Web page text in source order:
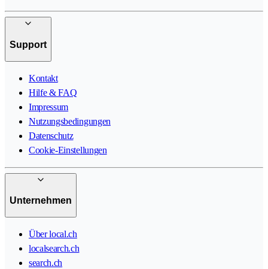
Support
Kontakt
Hilfe & FAQ
Impressum
Nutzungsbedingungen
Datenschutz
Cookie-Einstellungen
Unternehmen
Über local.ch
localsearch.ch
search.ch